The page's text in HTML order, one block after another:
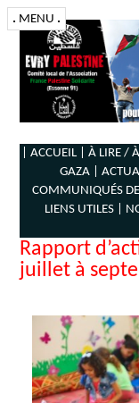
. MENU .
| ACCUEIL | À LIRE /
GAZA |
COMMUNIQUÉS DE
LIENS UTILES |
Rapport
juillet à